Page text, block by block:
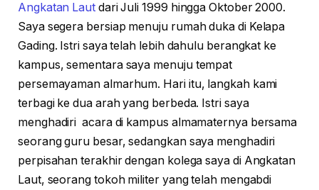
Angkatan Lautdari Juli 1999 hingga Oktober 2000.
Saya segera bersiap menuju rumah duka di Kelapa
Gading. Istri saya telah lebih dahulu berangkat ke
kampus, sementara saya menuju tempat
persemayaman almarhum. Hari itu, langkah kami
terbagi ke dua arah yang berbeda. Istri saya
menghadiri acara di kampus almamaternya bersama
seorang guru besar, sedangkan saya menghadiri
perpisahan terakhir dengan kolega saya di Angkatan
Laut, seorang tokoh militer yang telah mengabdi